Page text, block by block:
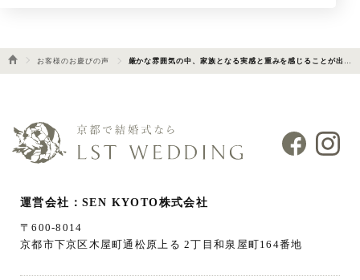
お客様のお慶びの声
運営会社：SEN KYOTO株式会社
〒600-8014
京都市下京区木屋町通松原上る 2丁目和泉屋町164番地